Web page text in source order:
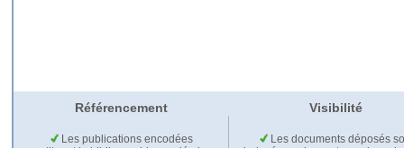
Référencement Visibilité
Les publications encodées
Les documents déposés